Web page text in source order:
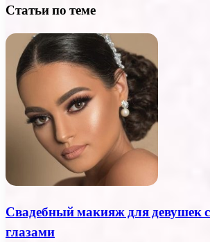
Статьи по теме
Свадебный макияж для девушек
глазами